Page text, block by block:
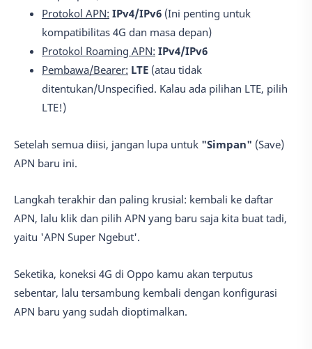
Protokol APN: IPv4/IPv6 (Ini penting untuk
kompatibilitas 4G dan masa depan)
Protokol Roaming APN: IPv4/IPv6
Pembawa/Bearer: LTE (atau tidak
ditentukan/Unspecified. Kalau ada pilihan LTE, pilih
LTE!)
Setelah semua diisi, jangan lupa untuk "Simpan" (Save)
APN baru ini.
Langkah terakhir dan paling krusial: kembali ke daftar
APN, lalu klik dan pilih APN yang baru saja kita buat tadi,
yaitu 'APN Super Ngebut'.
Seketika, koneksi 4G di Oppo kamu akan terputus
sebentar, lalu tersambung kembali dengan konfigurasi
APN baru yang sudah dioptimalkan.